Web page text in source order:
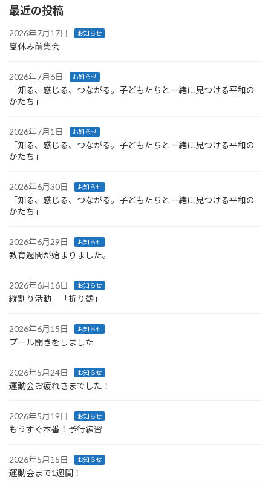
ー
ジ
送
り
最近の投稿
2026年7月17日 お知らせ
夏休み前集会
2026年7月6日 お知らせ
「知る、感じる、つながる。子どもたちと一緒に見つける平和の
かたち」
2026年7月1日 お知らせ
「知る、感じる、つながる。子どもたちと一緒に見つける平和の
かたち」
2026年6月30日 お知らせ
「知る、感じる、つながる。子どもたちと一緒に見つける平和の
かたち」
2026年6月29日 お知らせ
教育週間が始まりました。
2026年6月16日 お知らせ
縦割り活動 「折り鶴」
2026年6月15日 お知らせ
プール開きをしました
2026年5月24日 お知らせ
運動会お疲れさまでした！
2026年5月19日 お知らせ
もうすぐ本番！予行練習
2026年5月15日 お知らせ
運動会まで1週間！